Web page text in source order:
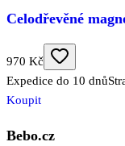
Celodřevěné
970 Kč
Expedice do 10 dnů
Koupit
Bebo.cz